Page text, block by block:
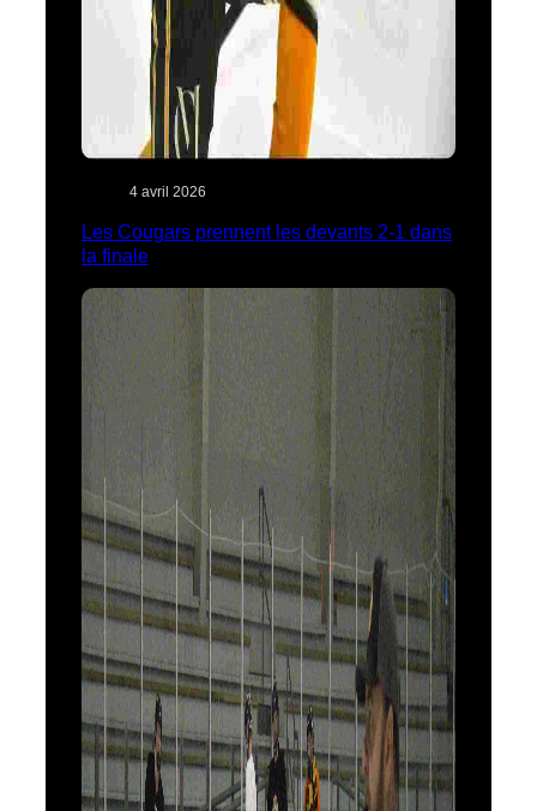
4 avril 2026
Les Cougars prennent les devants 2-1 dans
la finale